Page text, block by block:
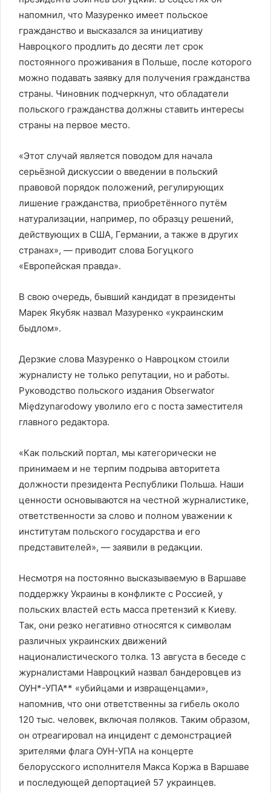
напомнил, что Мазуренко имеет польское
гражданство и высказался за инициативу
Навроцкого продлить до десяти лет срок
постоянного проживания в Польше, после которого
можно подавать заявку для получения гражданства
страны. Чиновник подчеркнул, что обладатели
польского гражданства должны ставить интересы
страны на первое место.
«Этот случай является поводом для начала
серьёзной дискуссии о введении в польский
правовой порядок положений, регулирующих
лишение гражданства, приобретённого путём
натурализации, например, по образцу решений,
действующих в США, Германии, а также в других
странах», — приводит слова Богуцкого
«Европейская правда».
В свою очередь, бывший кандидат в президенты
Марек Якубяк назвал Мазуренко «украинским
быдлом».
Дерзкие слова Мазуренко о Навроцком стоили
журналисту не только репутации, но и работы.
Руководство польского издания Obserwator
Międzynarodowy уволило его с поста заместителя
главного редактора.
«Как польский портал, мы категорически не
принимаем и не терпим подрыва авторитета
должности президента Республики Польша. Наши
ценности основываются на честной журналистике,
ответственности за слово и полном уважении к
институтам польского государства и его
представителей», — заявили в редакции.
Несмотря на постоянно высказываемую в Варшаве
поддержку Украины в конфликте с Россией, у
польских властей есть масса претензий к Киеву.
Так, они резко негативно относятся к символам
различных украинских движений
националистического толка. 13 августа в беседе с
журналистами Навроцкий назвал бандеровцев из
ОУН*-УПА** «убийцами и извращенцами»,
напомнив, что они ответственны за гибель около
120 тыс. человек, включая поляков. Таким образом,
он отреагировал на инцидент с демонстрацией
зрителями флага ОУН-УПА на концерте
белорусского исполнителя Макса Коржа в Варшаве
и последующей депортацией 57 украинцев.